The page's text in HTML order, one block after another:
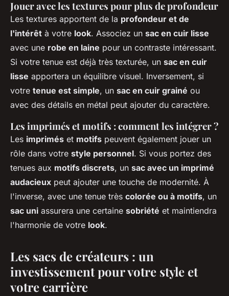
Jouer avec les textures pour plus de profondeur
Les textures apportent de la profondeur et de
l'intérêt à votre look. Associez un sac en cuir lisse
avec une robe en laine pour un contraste intéressant.
Si votre tenue est déjà très texturée, un sac en cuir
lisse apportera un équilibre visuel. Inversement, si
votre tenue est simple, un sac en cuir grainé ou
avec des détails en métal peut ajouter du caractère.
Les imprimés et motifs : comment les intégrer ?
Les imprimés et motifs peuvent également jouer un
rôle dans votre style personnel. Si vous portez des
tenues aux motifs discrets, un sac avec un imprimé
audacieux peut ajouter une touche de modernité. À
l'inverse, avec une tenue très colorée ou à motifs, un
sac uni assurera une certaine sobriété et maintiendra
l'harmonie de votre look.
Les sacs de créateurs : un
investissement pour votre style et
votre carrière